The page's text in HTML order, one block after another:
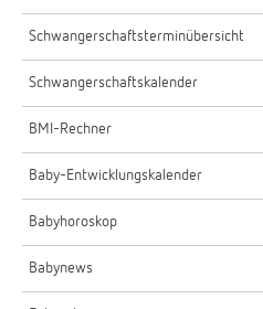
Schwangerschaftsterminübersicht
Schwangerschaftskalender
BMI-Rechner
Baby-Entwicklungskalender
Babyhoroskop
Babynews